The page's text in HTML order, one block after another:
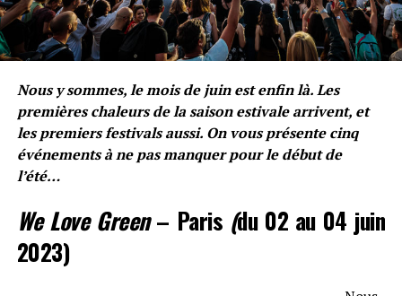
Et tout d’un coup le
souvenir m’est apparu. Ce
goût, c’était celui du petit
morceau de madeleine que
le dimanche matin à
Combray (parce que ce
jour-là je ne sortais pas
avant l’heure de la messe),
quand j’allais lui dire
Nous y sommes, le mois de juin est enfin là. Les
premières chaleurs de la saison estivale arrivent, et
les premiers festivals aussi. On vous présente cinq
événements à ne pas manquer pour le début de
l’été…
We Love Green– Paris (du 02 au 04 juin
2023)